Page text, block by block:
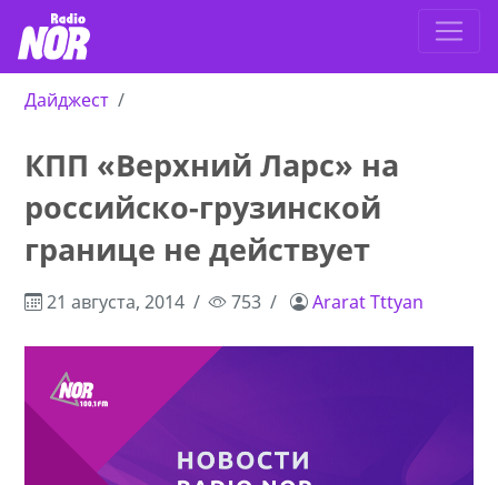
Дайджест
КПП «Верхний Ларс» на
российско-грузинской
границе не действует
21 августа, 2014 753 Ararat Tttyan